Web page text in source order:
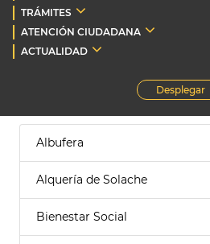
TRÁMITES
ATENCIÓN CIUDADANA
ACTUALIDAD
Desplegar
Albufera
Alquería de Solache
Bienestar Social